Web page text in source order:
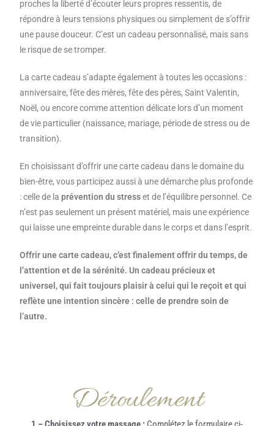
proches la liberté d’écouter leurs propres ressentis, de
répondre à leurs tensions physiques ou simplement de s’offrir
une pause douceur. C’est un cadeau personnalisé, mais sans
le risque de se tromper.
La carte cadeau s’adapte également à toutes les occasions :
anniversaire, fête des mères, fête des pères, Saint Valentin,
Noël, ou encore comme attention délicate lors d’un moment
de vie particulier (naissance, mariage, période de stress ou de
transition).
En choisissant d’offrir une carte cadeau dans le domaine du
bien-être, vous participez aussi à une démarche plus profonde
: celle de laprévention du stresset de l’équilibre personnel. Ce
n’est pas seulement un présent matériel, mais une expérience
qui laisse une empreinte durable dans le corps et dans l’esprit.
Offrir une carte cadeau, c’est finalement offrir du temps, de
l’attention et de la sérénité. Un cadeau précieux et
universel, qui fait toujours plaisir à celui qui le reçoit et qui
reflète une intention sincère : celle de prendre soin de
l’autre.
Déroulement